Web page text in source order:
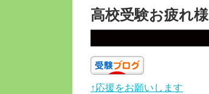
高校受験お疲れ様
↑応援をお願いします